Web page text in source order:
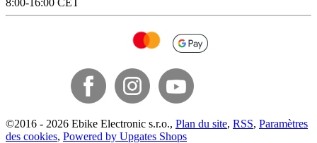
8:00-16:00 CET
©2016 - 2026 Ebike Electronic s.r.o., Plan du site, RSS, Paramètres
des cookies, Powered by Upgates Shops